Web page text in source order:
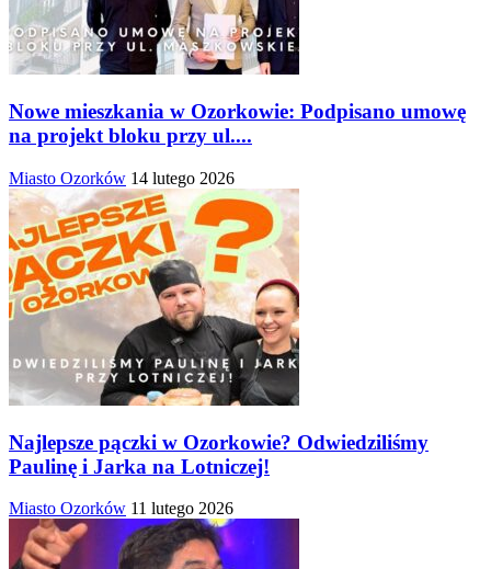
Nowe mieszkania w Ozorkowie: Podpisano umowę
na projekt bloku przy ul....
Miasto Ozorków 14 lutego 2026
Najlepsze pączki w Ozorkowie? Odwiedziliśmy
Paulinę i Jarka na Lotniczej!
Miasto Ozorków 11 lutego 2026